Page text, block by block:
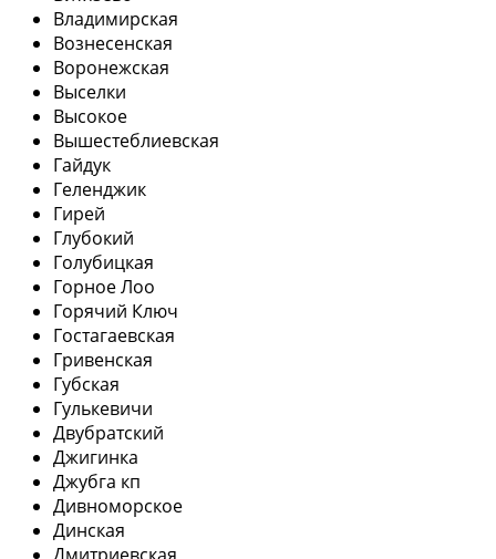
Владимирская
Вознесенская
Воронежская
Выселки
Высокое
Вышестеблиевская
Гайдук
Геленджик
Гирей
Глубокий
Голубицкая
Горное Лоо
Горячий Ключ
Гостагаевская
Гривенская
Губская
Гулькевичи
Двубратский
Джигинка
Джубга кп
Дивноморское
Динская